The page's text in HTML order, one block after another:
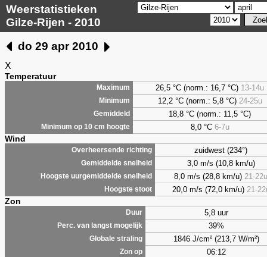
Weerstatistieken
Gilze-Rijen - 2010
do 29 apr 2010
X
Temperatuur
Maximum 26,5 °C (norm.: 16,7 °C) 13-14u
Minimum 12,2 °C (norm.: 5,8 °C) 24-25u
Gemiddeld 18,8 °C (norm.: 11,5 °C)
Minimum op 10 cm hoogte 8,0°C 6-7u
Wind
Overheersende richting zuidwest (234°)
Gemiddelde snelheid 3,0 m/s (10,8 km/u)
Hoogste uurgemiddelde snelheid 8,0 m/s (28,8 km/u) 21-22u
Hoogste stoot 20,0 m/s (72,0 km/u) 21-
Zon
Duur 5,8 uur
Perc. van langst mogelijk 39%
Globale straling 1846 J/cm² (213,7 W/m²)
Zon op 06:12